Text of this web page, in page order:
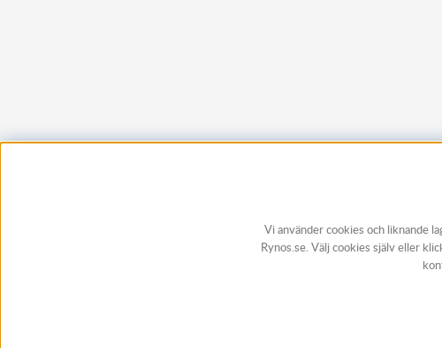
Vi använder cookies och liknande
Rynos.se. Välj cookies själv eller